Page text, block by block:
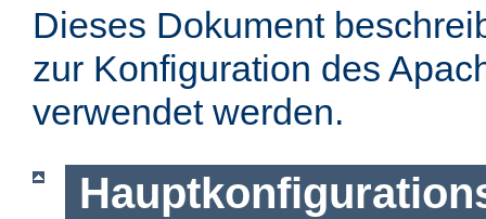
Dieses Dokument
zur Konfiguration des
verwendet werden.